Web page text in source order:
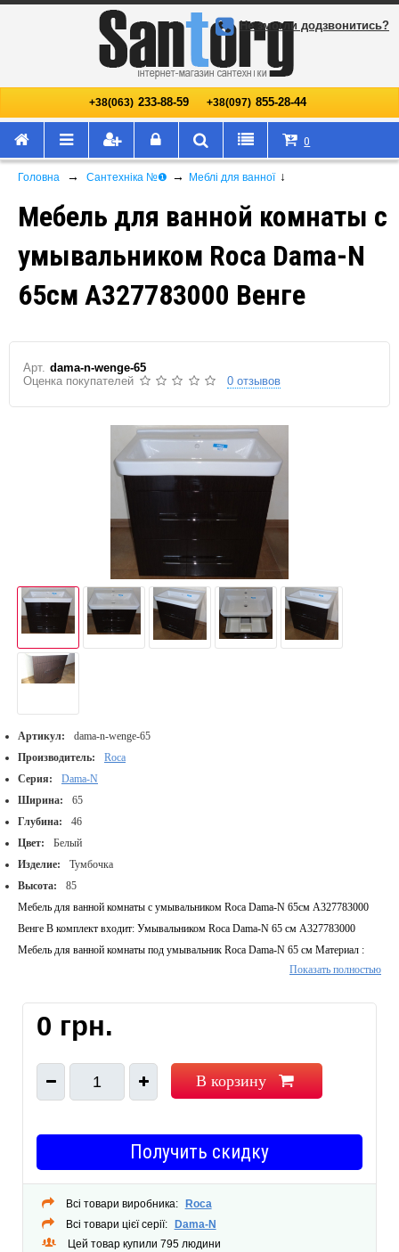
+38(063) 233-88-59 +38(097) 855-28-44
Не змогли додзвонитись?
0
Головна → Сантехніка №❶ → Меблі для ванної ↓
Мебель для ванной комнаты с
умывальником Roca Dama-N
65см A327783000 Венге
Арт. dama-n-wenge-65
Оценка покупателей
0 отзывов
Артикул:
dama-n-wenge-65
Производитель:
Roca
Серия:
Dama-N
Ширина:
65
Глубина:
46
Цвет:
Белый
Изделие:
Тумбочка
Высота:
85
Мебель для ванной комнаты с умывальником Roca Dama-N 65см A327783000
Венге В комплект входит: Умывальником Roca Dama-N 65 см A327783000
Мебель для ванной комнаты под умывальник Roca Dama-N 65 см Материал :
Показать полностью
0 грн.
1 В корзину
Получить скидку
Всі товари виробника:
Roca
Всі товари цієї серії:
Dama-N
Цей товар купили 795 людини